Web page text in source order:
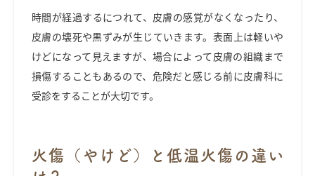
時間が経過するにつれて、皮膚の感覚がなくなったり、
皮膚の壊死や黒ずみが生じていきます。表面上は軽いや
けどになって見えますが、場合によって皮膚の組織まで
損傷することもあるので、危険だと感じる前に皮膚科に
受診をすることが大切です。
火傷（やけど）と低温火傷の違い